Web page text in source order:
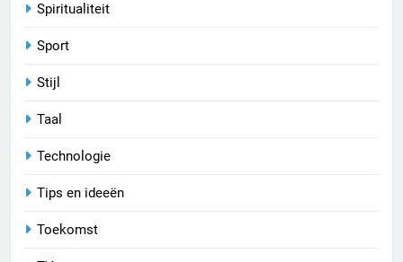
Spiritualiteit
Sport
Stijl
Taal
Technologie
Tips en ideeën
Toekomst